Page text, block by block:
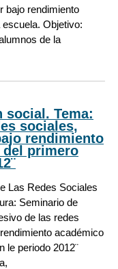
bajo rendimiento
Objetivo:
de la
social. Tema:
sociales,
rendimiento
del primero
Las Redes Sociales
Seminario de
de las redes
académico
le periodo 2012¨